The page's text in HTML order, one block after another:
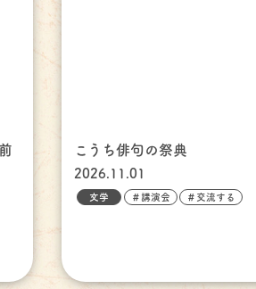
こうち俳句の祭典
2026.11.01
文学 ＃講演会 ＃交流する